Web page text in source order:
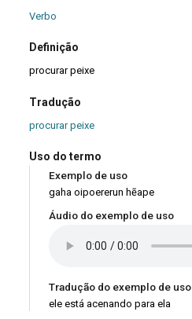
Verbo
Definição
procurar peixe
Tradução
procurar peixe
Uso do termo
Exemplo de uso
gaha oipoererun hẽape
Áudio do exemplo de uso
Tradução do exemplo de uso
ele está acenando para ela